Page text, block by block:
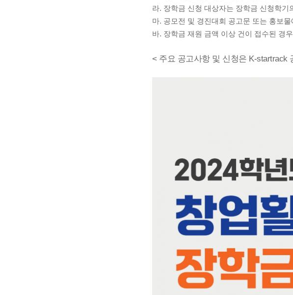
라. 장학금 신청 대상자는 장학금 신청학
마. 공모전 및 경진대회 공고문 또는 홍보물
바. 장학금 재원 금액 이상 건이 접수된 경
< 주요 공고사항 및 신청은 K-startrack